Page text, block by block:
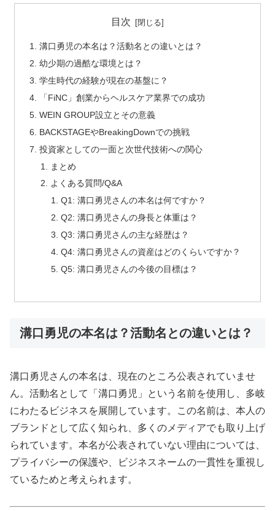
目次
溝口勇児の本名は？活動名との違いとは？
幼少期の過酷な環境とは？
学生時代の経験が現在の基盤に？
「FiNC」創業からヘルスケア業界での成功
WEIN GROUP設立とその意義
BACKSTAGEやBreakingDownでの挑戦
投資家としての一面と次世代技術への関心
まとめ
よくある質問/Q&A
Q1: 溝口勇児さんの本名は何ですか？
Q2: 溝口勇児さんの身長と体重は？
Q3: 溝口勇児さんの主な経歴は？
Q4: 溝口勇児さんの資産はどのくらいですか？
Q5: 溝口勇児さんの今後の目標は？
溝口勇児の本名は？活動名との違いとは？
溝口勇児さんの本名は、現在のところ公表されていませ
ん。活動名として「溝口勇児」という名前を使用し、多岐
にわたるビジネスを展開しています。この名前は、本人の
ブランドとして広く知られ、多くのメディアでも取り上げ
られています。本名が公表されていない理由については、
プライバシーの保護や、ビジネスネームの一貫性を重視し
ているためと考えられます。